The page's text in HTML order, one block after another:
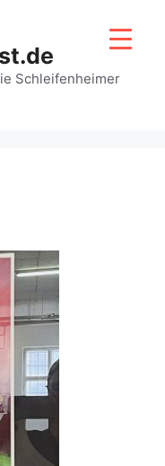
Schleifenheimer